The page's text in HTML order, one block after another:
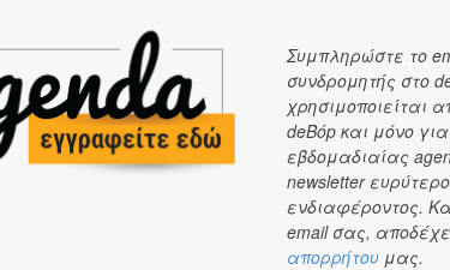
Συμπληρώστε το
συνδρομητής στο
χρησιμοποιείται
deBόp και μόνο
εβδομαδιαίας
newsletter
ενδιαφέροντος.
email σας,
απορρήτου μας.